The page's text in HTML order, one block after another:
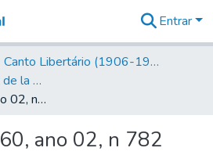
&
Coleções
Tudo na
Biblioteca
Estatísticas
Entrar
Canto Libertário (1906-1995)
CNT - AIT. Portavoz de la C.N.T de España en el Exilio
CNT - AIT, 1960, ano 02, n 782
ano 02, n 782